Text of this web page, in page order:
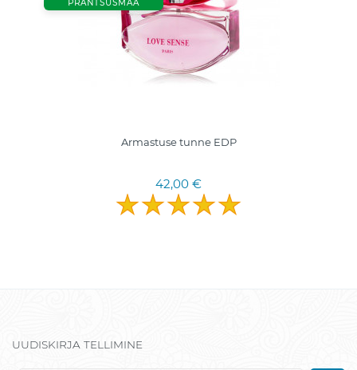
PRANTSUSMAA
Armastuse tunne EDP
42,00 €
UUDISKIRJA TELLIMINE